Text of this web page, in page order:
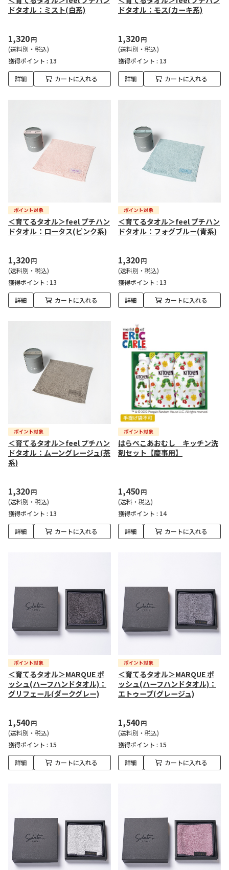
ドタオル：ミスト(白系)
1,320円
(送料別・税込)
獲得ポイント : 13
詳細 カートに入れる
ドタオル：モス(カーキ系)
1,320円
(送料別・税込)
獲得ポイント : 13
詳細 カートに入れる
＜育てるタオル＞feel プチハン
ドタオル：ロータス(ピンク系)
1,320円
(送料別・税込)
獲得ポイント : 13
詳細 カートに入れる
＜育てるタオル＞feel プチハン
ドタオル：フォグブルー(青系)
1,320円
(送料別・税込)
獲得ポイント : 13
詳細 カートに入れる
＜育てるタオル＞feel プチハン
ドタオル：ムーングレージュ(茶
系)
1,320円
(送料別・税込)
獲得ポイント : 13
詳細 カートに入れる
はらぺこあおむし キッチン洗
剤セット【慶事用】
1,450円
(送料・税込)
獲得ポイント : 14
詳細 カートに入れる
＜育てるタオル＞MARQUE ポ
ッシュ(ハーフハンドタオル)：
グリフェール(ダークグレー)
1,540円
(送料別・税込)
獲得ポイント : 15
詳細 カートに入れる
＜育てるタオル＞MARQUE ポ
ッシュ(ハーフハンドタオル)：
エトゥープ(グレージュ)
1,540円
(送料別・税込)
獲得ポイント : 15
詳細 カートに入れる